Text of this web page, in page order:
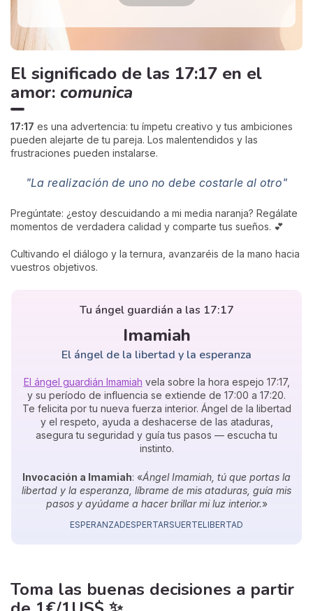
El significado de las 17:17 en el
amor: comunica
17:17 es una advertencia: tu ímpetu creativo y tus ambiciones
pueden alejarte de tu pareja. Los malentendidos y las
frustraciones pueden instalarse.
"La realización de uno no debe costarle al otro"
Pregúntate: ¿estoy descuidando a mi media naranja? Regálate
momentos de verdadera calidad y comparte tus sueños. 💕
Cultivando el diálogo y la ternura, avanzaréis de la mano hacia
vuestros objetivos.
Tu ángel guardián a las 17:17
Imamiah
El ángel de la libertad y la esperanza
El ángel guardián Imamiah vela sobre la hora espejo 17:17,
y su período de influencia se extiende de 17:00 a 17:20.
Te felicita por tu nueva fuerza interior. Ángel de la libertad
y el respeto, ayuda a deshacerse de las ataduras,
asegura tu seguridad y guía tus pasos — escucha tu
instinto.
Invocación a Imamiah: «Ángel Imamiah, tú que portas la
libertad y la esperanza, líbrame de mis ataduras, guía mis
pasos y ayúdame a hacer brillar mi luz interior.»
ESPERANZADESPERTARSUERTELIBERTAD
Toma las buenas decisiones a partir